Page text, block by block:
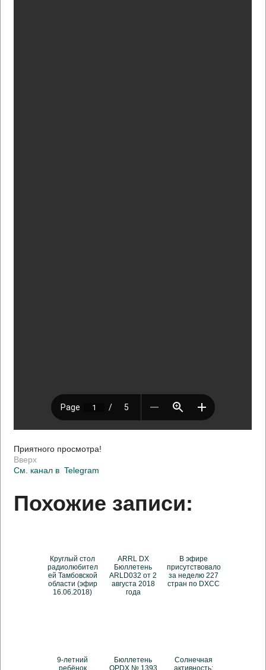
Приятного просмотра!
Вверх
См. канал в Telegram
Похожие записи:
Круглый стол
радиолюбител
ей Тамбовской
области (эфир
16.06.2018)
ARRL DX
Бюллетень
ARLD032 от 2
августа 2018
года
В эфире
присутствовало
за неделю 227
стран по DXCC
9-летний
Бюллетень
Солнечная